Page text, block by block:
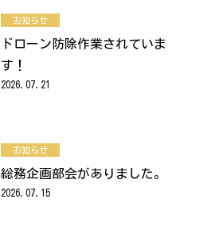
お知らせ
ドローン防除作業されていま
す！
2026.07.21
お知らせ
総務企画部会がありました。
2026.07.15